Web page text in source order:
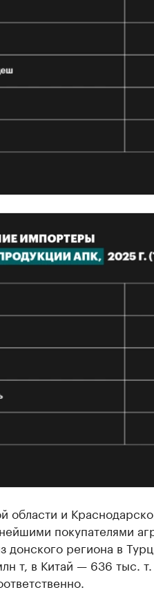
области и
покупателями
донского региона в
т, в Китай — 636 тыс.